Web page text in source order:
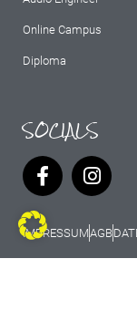
Online Campus
Diploma
SOCIALS
IMPRESSUMAGB